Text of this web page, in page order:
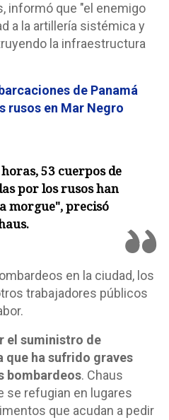
informó que "el enemigo
a la artillería sistémica y
la infraestructura
de Panamá
rusos en Mar Negro
53 cuerpos de
por los rusos han
morgue", precisó
en la ciudad, los
trabajadores públicos
el suministro de
que ha sufrido graves
bombardeos. Chaus
se refugian en lugares
que acudan a pedir